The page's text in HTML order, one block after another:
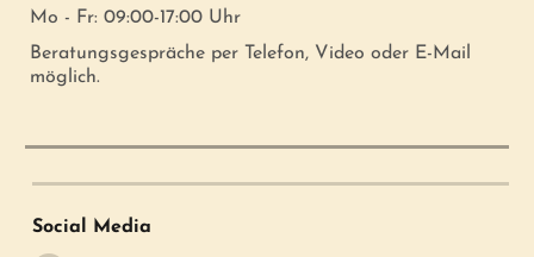
Mo - Fr: 09:00-17:00 Uhr
Beratungsgespräche per Telefon, Video oder E-Mail
möglich.
Social Media